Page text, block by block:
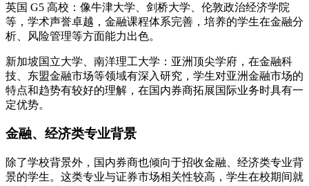
英国 G5 高校：像牛津大学、剑桥大学、伦敦政治经济学院
等，学术声誉卓越，金融课程体系完善，培养的学生在金融分
析、风险管理等方面能力出色。
新加坡国立大学、南洋理工大学：亚洲顶尖学府，在金融科
技、东盟金融市场等领域有深入研究，学生对亚洲金融市场的
特点和趋势有较好的理解，在国内券商拓展国际业务时具有一
定优势。
金融、经济类专业背景
除了学校背景外，国内券商也倾向于招收金融、经济类专业背
景的学生。这类专业与证券市场相关性较高，学生在校期间就